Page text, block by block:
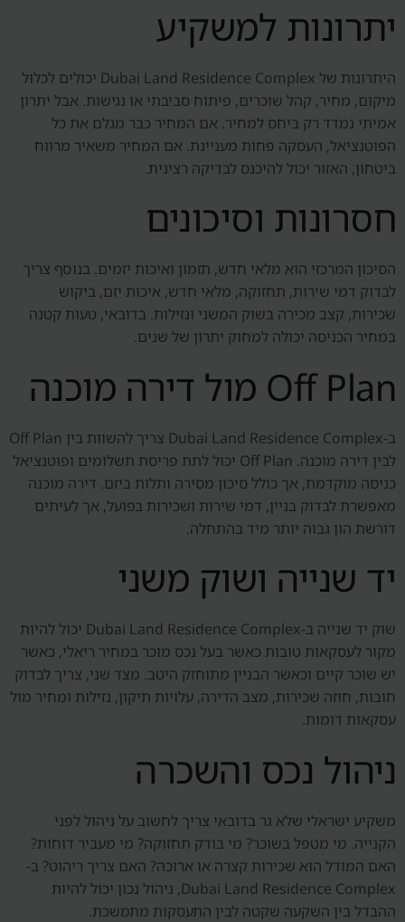
יתרונות למשקיע
היתרונות של Dubai Land Residence Complex יכולים לכלול
מיקום, מחיר, קהל שוכרים, פיתוח סביבתי או נגישות. אבל יתרון
אמיתי נמדד רק ביחס למחיר. אם המחיר כבר מגלם את כל
הפוטנציאל, העסקה פחות מעניינת. אם המחיר משאיר מרווח
ביטחון, האזור יכול להיכנס לבדיקה רצינית.
חסרונות וסיכונים
הסיכון המרכזי הוא מלאי חדש, תזמון ואיכות יזמים. בנוסף צריך
לבדוק דמי שירות, תחזוקה, מלאי חדש, איכות יזם, ביקוש
שכירות, קצב מכירה בשוק המשני ונזילות. בדובאי, טעות קטנה
במחיר הכניסה יכולה למחוק יתרון של שנים.
Off Plan מול דירה מוכנה
ב-Dubai Land Residence Complex צריך להשוות בין Off Plan
לבין דירה מוכנה. Off Plan יכול לתת פריסת תשלומים ופוטנציאל
כניסה מוקדמת, אך כולל סיכון מסירה ותלות ביזם. דירה מוכנה
מאפשרת לבדוק בניין, דמי שירות ושכירות בפועל, אך לעיתים
דורשת הון גבוה יותר מיד בהתחלה.
יד שנייה ושוק משני
שוק יד שנייה ב-Dubai Land Residence Complex יכול להיות
מקור לעסקאות טובות כאשר בעל נכס מוכר במחיר ריאלי, כאשר
יש שוכר קיים וכאשר הבניין מתוחזק היטב. מצד שני, צריך לבדוק
חובות, חוזה שכירות, מצב הדירה, עלויות תיקון, נזילות ומחיר מול
עסקאות דומות.
ניהול נכס והשכרה
משקיע ישראלי שלא גר בדובאי צריך לחשוב על ניהול לפני
הקנייה. מי מטפל בשוכר? מי בודק תחזוקה? מי מעביר דוחות?
האם המודל הוא שכירות קצרה או ארוכה? האם צריך ריהוט? ב-
Dubai Land Residence Complex, ניהול נכון יכול להיות
ההבדל בין השקעה שקטה לבין התעסקות מתמשכת.